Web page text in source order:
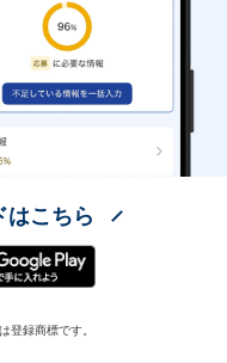
はこちら
録商標です。